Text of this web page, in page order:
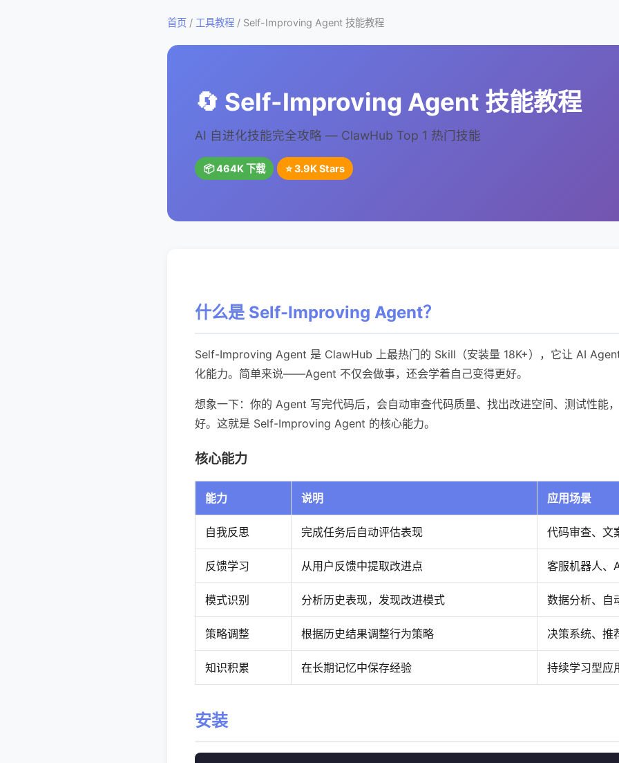
首页 / 工具教程 / Self-Improving Agent 技能教程
🔄 Self-Improving Agent 技能教程
AI 自进化技能完全攻略 — ClawHub Top 1 热门技能
📦 464K 下载 ⭐ 3.9K Stars
什么是 Self-Improving Agent？
Self-Improving Agent 是 ClawHub 上最热门的 Skill（安装量 18K+），它让 AI
化能力。简单来说——Agent 不仅会做事，还会学着自己变得更好。
想象一下：你的 Agent 写完代码后，会自动审查代码质量、找出改进空间、测试性能
好。这就是 Self-Improving Agent 的核心能力。
核心能力
能力 说明 应用场景
自我反思 完成任务后自动评估表现 代码审查、文
反馈学习 从用户反馈中提取改进点 客服机器人、
模式识别 分析历史表现，发现改进模式 数据分析、自
策略调整 根据历史结果调整行为策略 决策系统、推
知识积累 在长期记忆中保存经验 持续学习型应
安装